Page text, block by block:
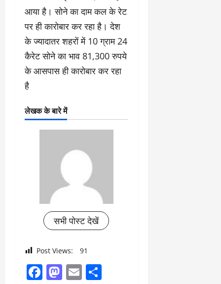
आया है। सोने का दाम कल के रेट
पर ही कारोबार कर रहा है। देश
के ज्यादातर शहरों में 10 ग्राम 24
कैरेट सोने का भाव 81,300 रुपये
के आसपास ही कारोबार कर रहा
है
लेखक के बारे में
सभी पोस्ट देखें
Post Views: 91
Facebook
Mastodon
Email